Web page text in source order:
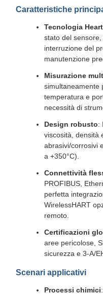
Caratteristiche
Tecnologia
stato del
interruzione del
manutenzione
Misurazione
simultaneamente
temperatura e
necessità di
Design robusto:
viscosità, densità
abrasivi/corrosivi
a +350°C).
Connettività
PROFIBUS,
perfetta
WirelessHART
remoto.
Certificazioni
aree pericolose,
sicurezza e 3-A/
Scenari applicativi
Processi chimici